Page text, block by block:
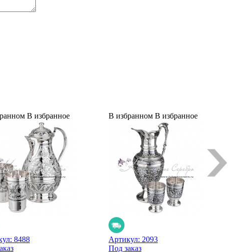
В избранное
8488
В избранном В избранное
Артикул: 2093
Под заказ